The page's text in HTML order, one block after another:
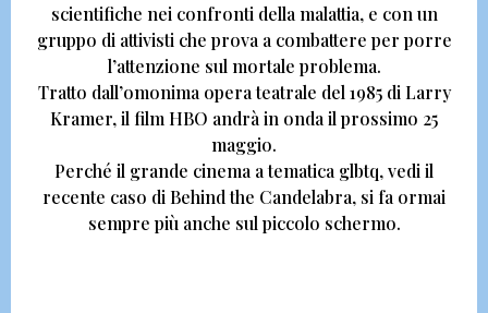
scientifiche nei confronti della malattia, e con un
gruppo di attivisti che prova a combattere per porre
l’attenzione sul mortale problema.
Tratto dall’omonima opera teatrale del 1985 di Larry
Kramer, il film HBO andrà in onda il prossimo 25
maggio.
Perché il grande cinema a tematica glbtq,vedi il
recente caso di Behind the Candelabra, si fa ormai
sempre più anche sul piccolo schermo.